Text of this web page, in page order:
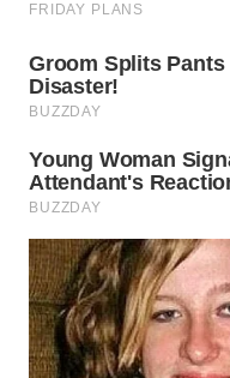
WN
TINGGI
PAKPAK
WN
KARAWANG
WN
BEKASI